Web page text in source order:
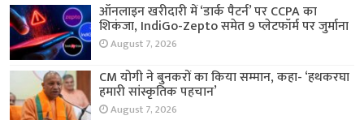
ऑनलाइन खरीदारी में ‘डार्क पैटर्न’ पर CCPA का
शिकंजा, IndiGo-Zepto समेत 9 प्लेटफॉर्म पर जुर्माना
August 7, 2026
CM योगी ने बुनकरों का किया सम्मान, कहा- ‘हथकरघा
हमारी सांस्कृतिक पहचान’
August 7, 2026